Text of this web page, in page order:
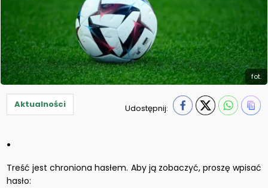
fot.
Aktualności Udostępnij:
.
Treść jest chroniona hasłem. Aby ją zobaczyć, proszę wpisać
hasło: